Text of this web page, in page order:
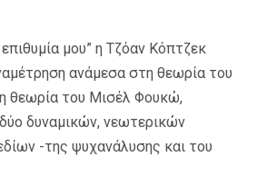
μου” η Tζόαν Kόπτζεκ
ανάμεσα στη θεωρία του
θεωρία του Mισέλ Φουκώ,
δυναμικών, νεωτερικών
-της ψυχανάλυσης και του